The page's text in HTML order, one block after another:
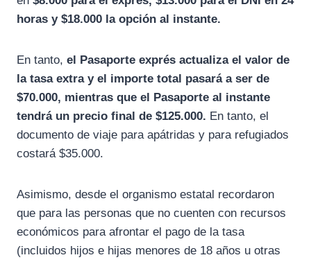
horas y $18.000 la opción al instante.
En tanto, el Pasaporte exprés actualiza el valor de
la tasa extra y el importe total pasará a ser de
$70.000, mientras que el Pasaporte al instante
tendrá un precio final de $125.000. En tanto, el
documento de viaje para apátridas y para refugiados
costará $35.000.
Asimismo, desde el organismo estatal recordaron
que para las personas que no cuenten con recursos
económicos para afrontar el pago de la tasa
(incluidos hijos e hijas menores de 18 años u otras